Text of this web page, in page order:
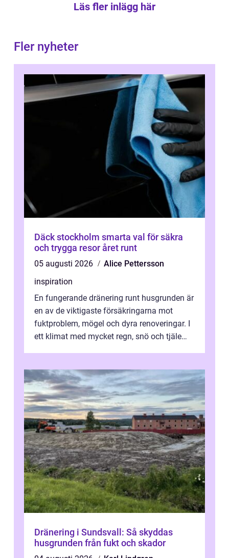
Läs fler inlägg här
Fler nyheter
Däck stockholm smarta val för säkra
och trygga resor året runt
05 augusti 2026
Alice Pettersson
inspiration
En fungerande dränering runt husgrunden är
en av de viktigaste försäkringarna mot
fuktproblem, mögel och dyra renoveringar. I
ett klimat med mycket regn, snö och tjäle
Dränering i Sundsvall: Så skyddas
husgrunden från fukt och skador